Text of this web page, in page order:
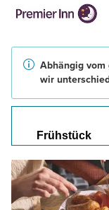
Abhängig
wir
Frühstück